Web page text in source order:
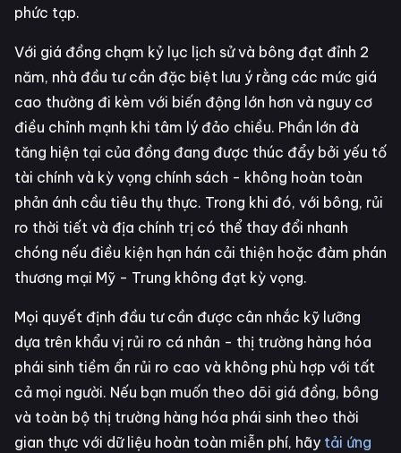
phức tạp.
Với giá đồng chạm kỷ lục lịch sử và bông đạt đỉnh 2
năm, nhà đầu tư cần đặc biệt lưu ý rằng các mức giá
cao thường đi kèm với biến động lớn hơn và nguy cơ
điều chỉnh mạnh khi tâm lý đảo chiều. Phần lớn đà
tăng hiện tại của đồng đang được thúc đẩy bởi yếu tố
tài chính và kỳ vọng chính sách - không hoàn toàn
phản ánh cầu tiêu thụ thực. Trong khi đó, với bông, rủi
ro thời tiết và địa chính trị có thể thay đổi nhanh
chóng nếu điều kiện hạn hán cải thiện hoặc đàm phán
thương mại Mỹ - Trung không đạt kỳ vọng.
Mọi quyết định đầu tư cần được cân nhắc kỹ lưỡng
dựa trên khẩu vị rủi ro cá nhân - thị trường hàng hóa
phái sinh tiềm ẩn rủi ro cao và không phù hợp với tất
cả mọi người. Nếu bạn muốn theo dõi giá đồng, bông
và toàn bộ thị trường hàng hóa phái sinh theo thời
gian thực với dữ liệu hoàn toàn miễn phí, hãy tải ứng